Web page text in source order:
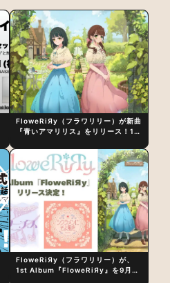
FloweRiЯy（フラワリリー）が新曲
『青いアマリリス』をリリース！1st
FloweRiЯy（フラワリリー）が、
1st Album『FloweRiЯy』を9月23